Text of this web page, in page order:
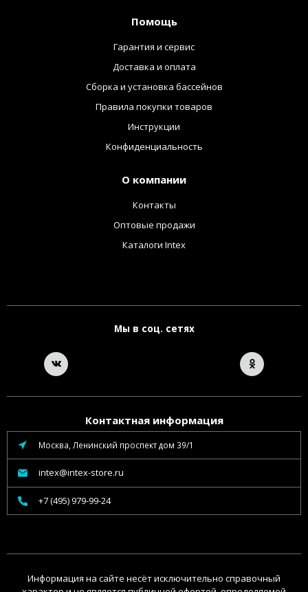
Помощь
Гарантия и сервис
Доставка и оплата
Сборка и установка бассейнов
Правила покупки товаров
Инструкции
Конфиденциальность
О компании
Контакты
Оптовые продажи
Каталоги Intex
Мы в соц. сетях
Контактная информация
Москва, Ленинский проспект дом 39/1
intex@intex-store.ru
+7 (495) 979-99-24
Информация на сайте несёт исключительно справочный